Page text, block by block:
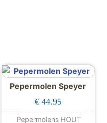
was: € 92.90.
is: € 79.99.
Pepermolen Speyer
€44.95
Pepermolens HOUT